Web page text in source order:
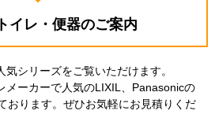
イレ・便器のご案内
シリーズをご覧いただけます。
メーカーで人気のLIXIL、Panasonicの
おります。ぜひお気軽にお見積りくだ